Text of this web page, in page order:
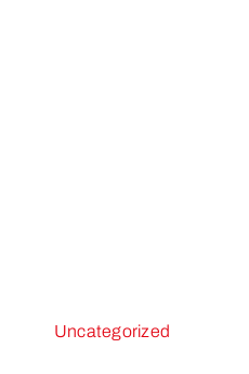
Uncategorized